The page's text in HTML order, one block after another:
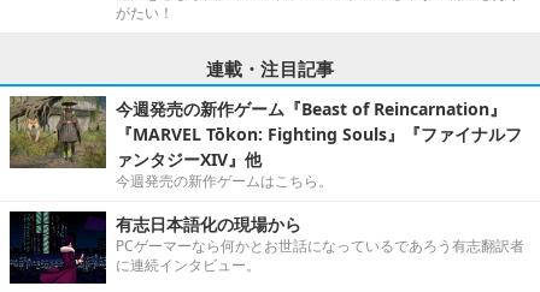
がたい！
連載・注目記事
今週発売の新作ゲーム『Beast of Reincarnation』
『MARVEL Tōkon: Fighting Souls』『ファイナルフ
ァンタジーXIV』他
今週発売の新作ゲームはこちら。
有志日本語化の現場から
PCゲーマーなら何かとお世話になっているであろう有志翻訳者
に連続インタビュー。